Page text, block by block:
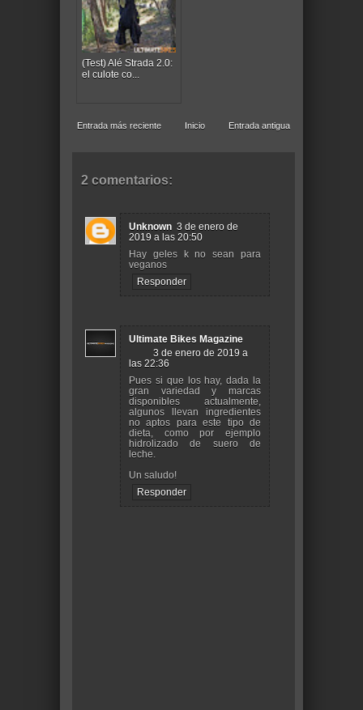
(Test) Alé Strada 2.0:
el culote co...
Entrada más reciente Entrada antigua
Inicio
2 comentarios:
Unknown 3 de enero de
2019 a las 20:50
Hay geles k no sean para
veganos
Responder
Ultimate Bikes Magazine
3 de enero de 2019 a
las 22:36
Pues si que los hay, dada la
gran variedad y marcas
disponibles actualmente,
algunos llevan ingredientes
no aptos para este tipo de
dieta, como por ejemplo
hidrolizado de suero de
leche.
Un saludo!
Responder